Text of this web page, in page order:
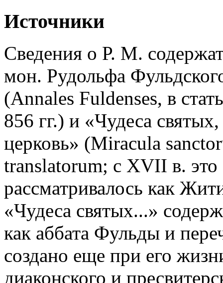
Источники
Сведения о Р. М.
мон. Рудольфа
(Annales Fuldenses, в
856 гг.) и «Чудеса
церковь» (Miracula
translatorum; с XVII в.
рассматривалось как
«Чудеса святых...»
как аббата Фульды и
создано еще при его
диаконского и